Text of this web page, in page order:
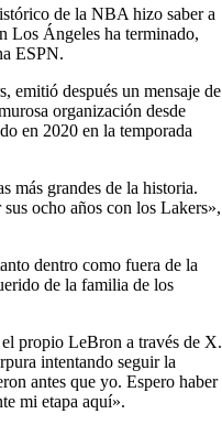
de la NBA hizo saber a
Los Ángeles ha terminado,
ESPN.
emitió después un mensaje de
organización desde
en 2020 en la temporada
más grandes de la historia.
ocho años con los Lakers»,
dentro como fuera de la
de la familia de los
propio LeBron a través de X.
intentando seguir la
antes que yo. Espero haber
mi etapa aquí».